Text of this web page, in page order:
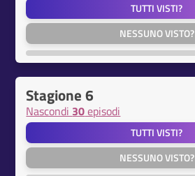
TUTTI VISTI?
NESSUNO VISTO?
Stagione 6
Nascondi 30episodi
TUTTI VISTI?
NESSUNO VISTO?